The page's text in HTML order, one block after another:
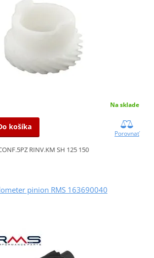
Na sklade
košíka
Porovnať
RINV.KM SH 125 150
pinion RMS 163690040